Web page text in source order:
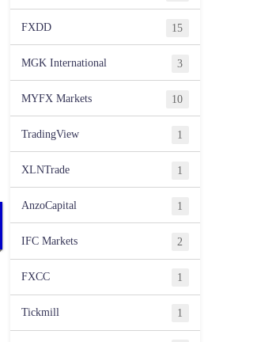
FXDD 15
MGK International 3
MYFX Markets 10
TradingView 1
XLNTrade 1
AnzoCapital 1
IFC Markets 2
FXCC 1
Tickmill 1